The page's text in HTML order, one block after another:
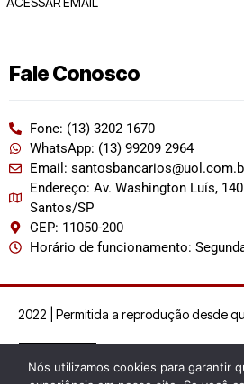
Fale Conosco
Fone: (13) 3202 1670
WhatsApp: (13) 99209 2964
Email:
Endereço: Av. Washington Luís,
Santos/SP
CEP: 11050-200
Horário de funcionamento:
2022 | Permitida a reprodução desde
Nós utilizamos cookies para garantir